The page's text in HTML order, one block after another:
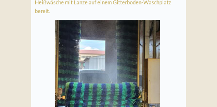
Heißwäsche mit Lanze auf einem Gitterboden-Waschplatz
bereit.